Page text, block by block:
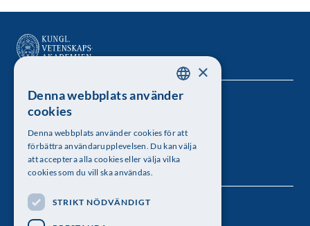
Kungl. Vetenskapsakademien
Besöksadress: Lilla Frescativägen 4A
Telefon: 08-673 95 00
Följ oss
SWEDISH
×
Denna webbplats använder
cookies
Denna webbplats använder cookies för att
förbättra användarupplevelsen. Du kan välja
att acceptera alla cookies eller välja vilka
cookies som du vill ska användas.
STRIKT NÖDVÄNDIGT